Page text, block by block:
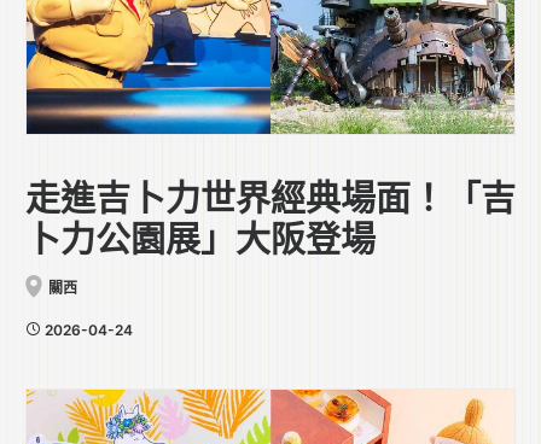
走進吉卜力世界經典場面！「吉
卜力公園展」大阪登場
關西
2026-04-24